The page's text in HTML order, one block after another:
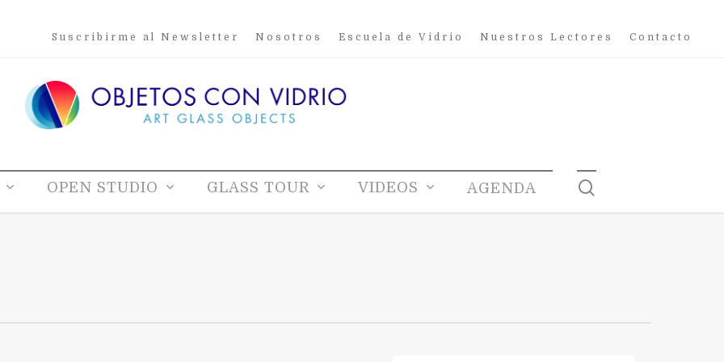
Suscribirme al Newsletter Nosotros Escuela de Vidrio Nuestros Lectores Contacto
OPEN STUDIO GLASS TOUR VIDEOS AGENDA